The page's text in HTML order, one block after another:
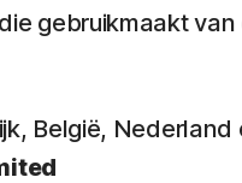
gebruikmaakt
België, Nederland